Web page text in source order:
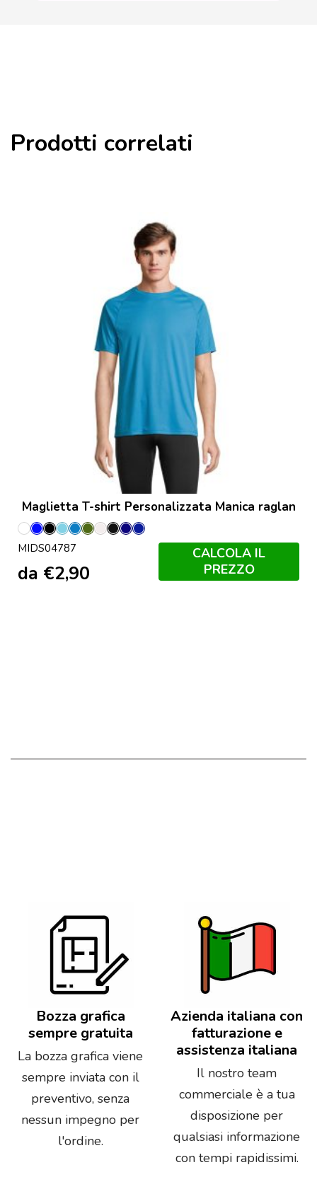
Prodotti correlati
Maglietta T-shirt Personalizzata Manica raglan
Bianco
Blu
Royal
NeroAquaArctic
Blue
Army
Bianco
Black/Charcoal
BluFrench
Navy/Royal
MIDS04787
da €2,90
CALCOLA IL
PREZZO
Bozza grafica
sempre gratuita
La bozza grafica viene
sempre inviata con il
preventivo, senza
nessun impegno per
l'ordine.
Azienda italiana con
fatturazione e
assistenza italiana
Il nostro team
commerciale è a tua
disposizione per
qualsiasi informazione
con tempi rapidissimi.